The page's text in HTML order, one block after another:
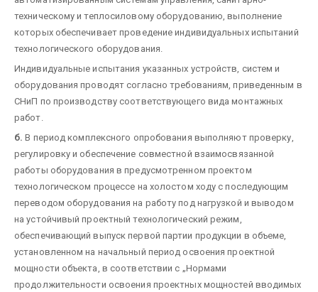
техническому и теплосиловому оборудованию, выполнение
которых обеспечивает проведение индивидуальных испытаний
технологического оборудования.
Индивидуальные испытания указанных устройств, систем и
оборудования проводят согласно требованиям, приведенным в
СНиП по производству соответствующего вида монтажных
работ.
б.В период комплексного опробования выполняют проверку,
регулировку и обеспечение совместной взаимосвязанной
работы оборудования в предусмотренном проектом
технологическом процессе на холостом ходу с последующим
переводом оборудования на работу под нагрузкой и выводом
на устойчивый проектный технологический режим,
обеспечивающий выпуск первой партии продукции в объеме,
установленном на начальный период освоения проектной
мощности объекта, в соответствии с „Нормами
продолжительности освоения проектных мощностей вводимых